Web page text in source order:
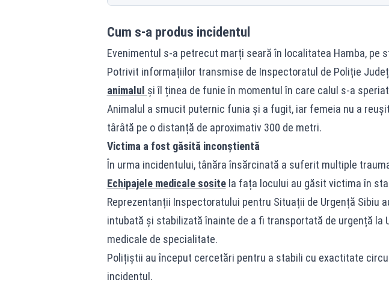
Cum s-a produs incidentul
Evenimentul s-a petrecut marți seară în localitatea Hamba, pe
Potrivit informațiilor transmise de Inspectoratul de Poliție
animalul și îl ținea de funie în momentul în care calul s-a
Animalul a smucit puternic funia și a fugit, iar femeia nu a
târâtă pe o distanță de aproximativ 300 de metri.
Victima a fost găsită inconștientă
În urma incidentului, tânăra însărcinată a suferit multiple
Echipajele medicale sositela fața locului au găsit victima în
Reprezentanții Inspectoratului pentru Situații de Urgență Sibiu
intubată și stabilizată înainte de a fi transportată de urgență la
medicale de specialitate.
Polițiștii au început cercetări pentru a stabili cu exactitate
incidentul.